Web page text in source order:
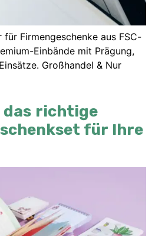
Firmengeschenke aus FSC-
Einbände mit Prägung,
Großhandel & Nur
das richtige
für Ihre